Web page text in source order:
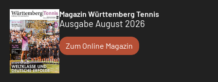
Magazin Württemberg Tennis
Ausgabe August 2026
Zum Online Magazin